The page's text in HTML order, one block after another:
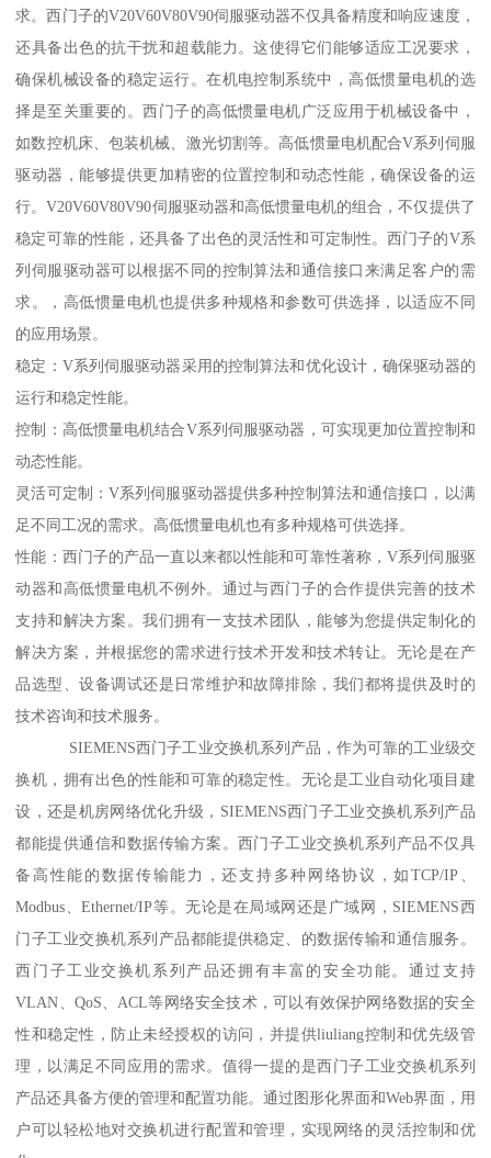
求。西门子的V20V60V80V90伺服驱动器不仅具备精度和响应速度，
还具备出色的抗干扰和超载能力。这使得它们能够适应工况要求，
确保机械设备的稳定运行。在机电控制系统中，高低惯量电机的选
择是至关重要的。西门子的高低惯量电机广泛应用于机械设备中，
如数控机床、包装机械、激光切割等。高低惯量电机配合V系列伺服
驱动器，能够提供更加精密的位置控制和动态性能，确保设备的运
行。V20V60V80V90伺服驱动器和高低惯量电机的组合，不仅提供了
稳定可靠的性能，还具备了出色的灵活性和可定制性。西门子的V系
列伺服驱动器可以根据不同的控制算法和通信接口来满足客户的需
求。，高低惯量电机也提供多种规格和参数可供选择，以适应不同
的应用场景。
稳定：V系列伺服驱动器采用的控制算法和优化设计，确保驱动器的
运行和稳定性能。
控制：高低惯量电机结合V系列伺服驱动器，可实现更加位置控制和
动态性能。
灵活可定制：V系列伺服驱动器提供多种控制算法和通信接口，以满
足不同工况的需求。高低惯量电机也有多种规格可供选择。
性能：西门子的产品一直以来都以性能和可靠性著称，V系列伺服驱
动器和高低惯量电机不例外。通过与西门子的合作提供完善的技术
支持和解决方案。我们拥有一支技术团队，能够为您提供定制化的
解决方案，并根据您的需求进行技术开发和技术转让。无论是在产
品选型、设备调试还是日常维护和故障排除，我们都将提供及时的
技术咨询和技术服务。
SIEMENS西门子工业交换机系列产品，作为可靠的工业级交
换机，拥有出色的性能和可靠的稳定性。无论是工业自动化项目建
设，还是机房网络优化升级，SIEMENS西门子工业交换机系列产品
都能提供通信和数据传输方案。西门子工业交换机系列产品不仅具
备高性能的数据传输能力，还支持多种网络协议，如TCP/IP、
Modbus、Ethernet/IP等。无论是在局域网还是广域网，SIEMENS西
门子工业交换机系列产品都能提供稳定、的数据传输和通信服务。
西门子工业交换机系列产品还拥有丰富的安全功能。通过支持
VLAN、QoS、ACL等网络安全技术，可以有效保护网络数据的安全
性和稳定性，防止未经授权的访问，并提供liuliang控制和优先级管
理，以满足不同应用的需求。值得一提的是西门子工业交换机系列
产品还具备方便的管理和配置功能。通过图形化界面和Web界面，用
户可以轻松地对交换机进行配置和管理，实现网络的灵活控制和优